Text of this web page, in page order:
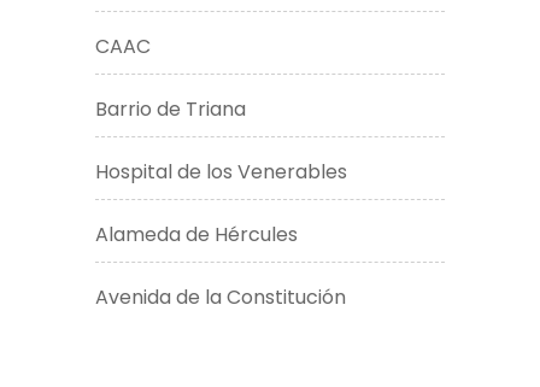
CAAC
Barrio de Triana
Hospital de los Venerables
Alameda de Hércules
Avenida de la Constitución